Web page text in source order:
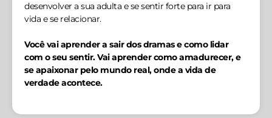
desenvolver a sua adulta e se sentir forte para ir para
vida e se relacionar.
Você vai aprender a sair dos dramas e como lidar
com o seu sentir. Vai aprender como amadurecer, e
se apaixonar pelo mundo real, onde a vida de
verdade acontece.